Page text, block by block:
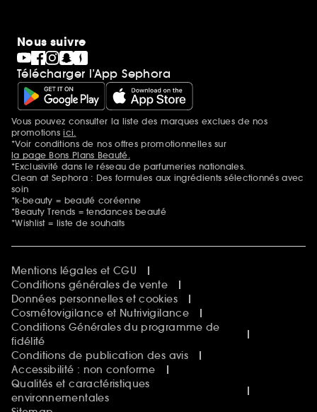
Nous suivre
Télécharger l’App Sephora
Mentions additionnelles
Vous pouvez consulter la liste des marques exclues de nos
promotionsici.
*Voir conditions de nos offres promotionnelles sur
la page Bons Plans Beauté.
*Exclusivité dans le réseau de parfumeries nationales.
Clean at Sephora : Des formules aux ingrédients sélectionnés avec
soin
*k-beauty = beauté coréenne
*Beauty Trends = tendances beauté
*Wishlist = liste de souhaits
Mentions légales et CGU
Conditions générales de vente
Données personnelles et cookies
Cosmétovigilance et Nutrivigilance
Conditions Générales du programme de
fidélité
Conditions de publication des avis
Accessibilité : non conforme
Qualités et caractéristiques
environnementales